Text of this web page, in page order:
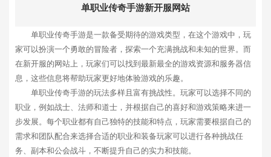
单职业传奇手游新开服网站
单职业传奇手游是一款备受期待的游戏类型，在这个游戏中，玩
家可以扮演一个勇敢的冒险者，探索一个充满挑战和未知的世界。而
在新开服的网站上，玩家们可以找到最新最全的游戏资源和服务器信
息，这些信息将帮助玩家更好地体验游戏的乐趣。
单职业传奇手游的玩法多样且富有挑战性。玩家可以选择不同的
职业，例如战士、法师和道士，并根据自己的喜好和游戏策略来进一
步发展。每个职业都有自己独特的技能和特点，玩家需要根据自己的
需求和团队配合来选择合适的职业和装备玩家可以进行各种挑战任
务、副本和公会战斗，不断提升自己的实力和技能。